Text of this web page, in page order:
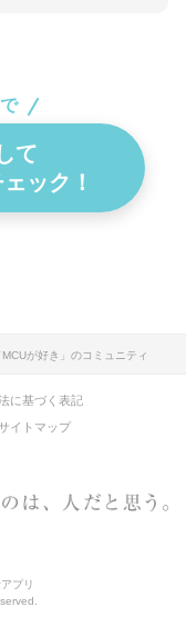
て
ック！
MCUが好き」のコミュニティ
に基づく表記
サイトマップ
プリ